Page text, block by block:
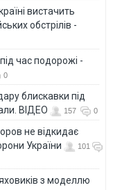
вистачить
обстрілів -
час подорожі -
0
блискавки під
ВІДЕО
157 0
не відкидає
України
101
з моделлю